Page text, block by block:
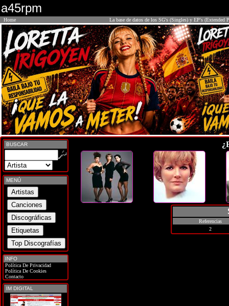
a45rpm
Home La base de datos de los SG's (Singles) y EP's (Extended
BUSCAR
MENÚ
INFO
Política De Privacidad
Política De Cookies
Contacto
IM DIGITAL
Referencias
2